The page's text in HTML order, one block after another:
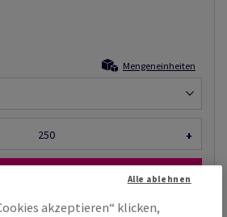
Mengeneinheiten
+
akzeptieren“ klicken,
Alle ablehnen